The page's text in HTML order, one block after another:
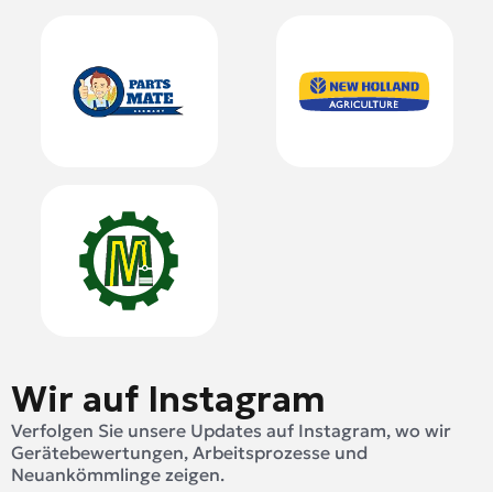
Wir auf Instagram
Verfolgen Sie unsere Updates auf Instagram, wo wir
Gerätebewertungen, Arbeitsprozesse und
Neuankömmlinge zeigen.